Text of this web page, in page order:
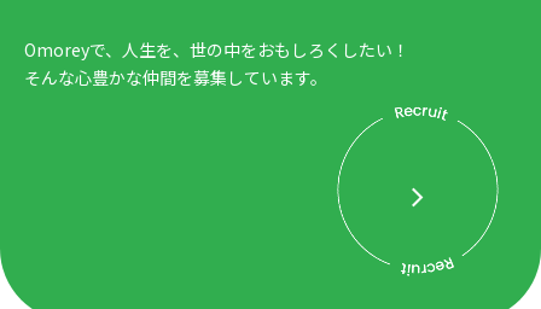
Omoreyで、人生を、世の中をおもしろくしたい！
そんな心豊かな仲間を募集しています。